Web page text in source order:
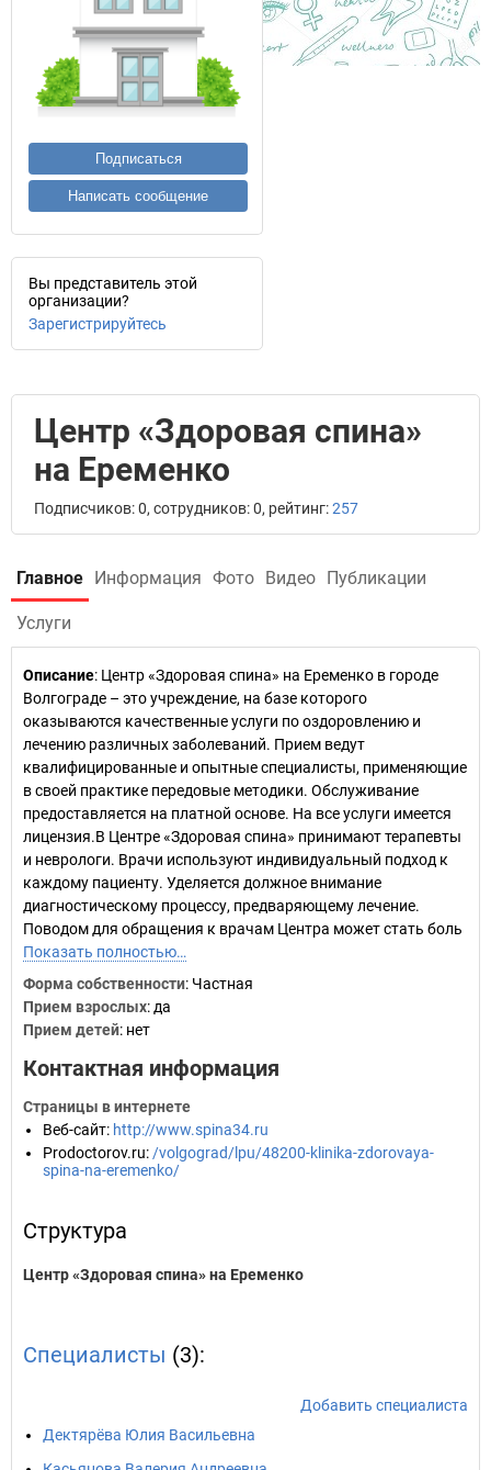
Подписаться
Написать сообщение
Вы представитель этой
организации?
Зарегистрируйтесь
Центр «Здоровая спина»
на Еременко
Подписчиков: 0, сотрудников: 0, рейтинг:257
Главное Информация Фото Видео Публикации
Услуги
Описание: Центр «Здоровая спина» на Еременко в городе
Волгограде – это учреждение, на базе которого
оказываются качественные услуги по оздоровлению и
лечению различных заболеваний. Прием ведут
квалифицированные и опытные специалисты, применяющие
в своей практике передовые методики. Обслуживание
предоставляется на платной основе. На все услуги имеется
лицензия.В Центре «Здоровая спина» принимают терапевты
и неврологи. Врачи используют индивидуальный подход к
каждому пациенту. Уделяется должное внимание
диагностическому процессу, предваряющему лечение.
Поводом для обращения к врачам Центра может стать боль
Показать полностью…
Форма собственности: Частная
Прием взрослых: да
Прием детей: нет
Контактная информация
Страницы в интернете
Веб-сайт: http://www.spina34.ru
Prodoctorov.ru: /volgograd/lpu/48200-klinika-zdorovaya-
spina-na-eremenko/
Структура
Центр «Здоровая спина» на Еременко
Специалисты (3):
Добавить специалиста
Дектярёва Юлия Васильевна